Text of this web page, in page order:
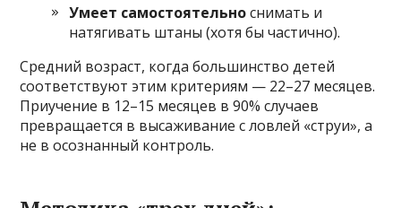
Умеет самостоятельноснимать и
натягивать штаны (хотя бы частично).
Средний возраст, когда большинство детей
соответствуют этим критериям — 22–27 месяцев.
Приучение в 12–15 месяцев в 90% случаев
превращается в высаживание с ловлей «струи», а
не в осознанный контроль.